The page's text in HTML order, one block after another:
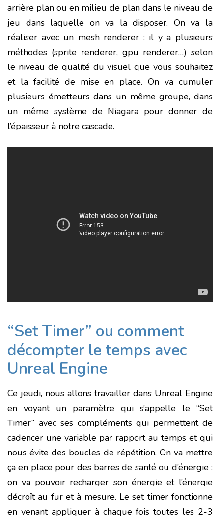
arrière plan ou en milieu de plan dans le niveau de
jeu dans laquelle on va la disposer. On va la
réaliser avec un mesh renderer : il y a plusieurs
méthodes (sprite renderer, gpu renderer…) selon
le niveau de qualité du visuel que vous souhaitez
et la facilité de mise en place. On va cumuler
plusieurs émetteurs dans un même groupe, dans
un même système de Niagara pour donner de
l’épaisseur à notre cascade.
“Set Timer” ou comment
décompter le temps avec
Unreal Engine
Ce jeudi, nous allons travailler dans Unreal Engine
en voyant un paramètre qui s’appelle le “Set
Timer” avec ses compléments qui permettent de
cadencer une variable par rapport au temps et qui
nous évite des boucles de répétition. On va mettre
ça en place pour des barres de santé ou d’énergie :
on va pouvoir recharger son énergie et l’énergie
décroît au fur et à mesure. Le set timer fonctionne
en venant appliquer à chaque fois toutes les 2-3